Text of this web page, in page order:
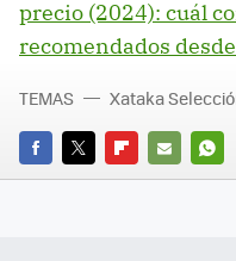
precio (2024): cuál
recomendados
FACEBOOK
TWITTERFLIPBOARD
E-
TEMAS Xataka